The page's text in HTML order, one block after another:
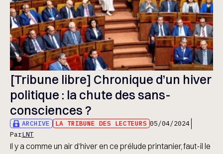
[Tribune libre] Chronique d’un hiver
politique : la chute des sans-
consciences ?
ARCHIVE LA TRIBUNE DES LECTEURS 05/04/2024
ParLNT
Il y a comme un air d’hiver en ce prélude printanier, faut-il le